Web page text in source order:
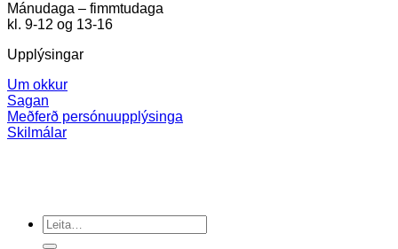
Mánudaga – fimmtudaga
kl. 9-12 og 13-16
Upplýsingar
Um okkur
Sagan
Meðferð persónuupplýsinga
Skilmálar
Search
for: